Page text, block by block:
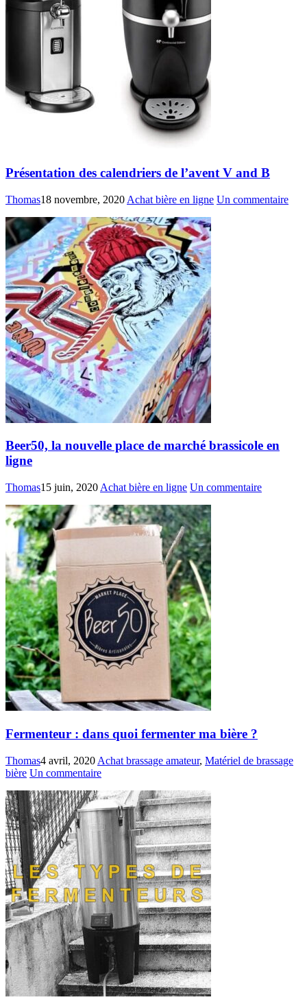
Présentation des calendriers de l’avent V and B
Thomas18 novembre, 2020 Achat bière en ligne Un commentaire
Beer50, la nouvelle place de marché brassicole en
ligne
Thomas15 juin, 2020 Achat bière en ligne Un commentaire
Fermenteur : dans quoi fermenter ma bière ?
Thomas4 avril, 2020 Achat brassage amateur, Matériel de brassage
bière Un commentaire